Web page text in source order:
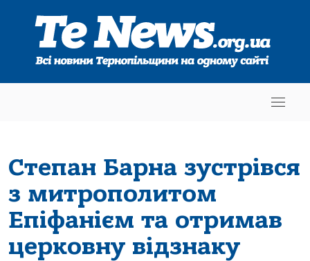
Степан Барна зустрівся
з митрополитом
Епіфанієм та отримав
церковну відзнаку